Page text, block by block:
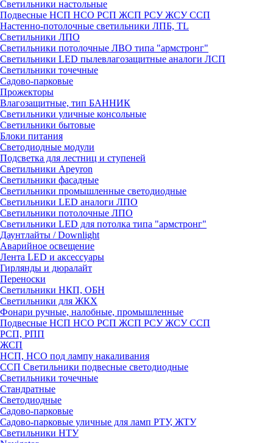
Светильники настольные
Подвесные НСП НСО РСП ЖСП РСУ ЖСУ ССП
Настенно-потолочные светильники ЛПБ, TL
Светильники ЛПО
Светильники потолочные ЛВО типа "армстронг"
Светильники LED пылевлагозащитные аналоги ЛСП
Светильники точечные
Садово-парковые
Прожекторы
Влагозащитные, тип БАННИК
Светильники уличные консольные
Светильники бытовые
Блоки питания
Светодиодные модули
Подсветка для лестниц и ступеней
Светильники Apeyron
Светильники фасадные
Светильники промышленные светодиодные
Светильники LED аналоги ЛПО
Светильники потолочные ЛПО
Светильники LED для потолка типа "армстронг"
Даунтлайты / Downlight
Аварийное освещение
Лента LED и аксессуары
Гирлянды и дюралайт
Переноски
Светильники НКП, ОБН
Светильники для ЖКХ
Фонари ручные, налобные, промышленные
Подвесные НСП НСО РСП ЖСП РСУ ЖСУ ССП
РСП, РПП
ЖСП
НСП, НСО под лампу накаливания
ССП Светильники подвесные светодиодные
Светильники точечные
Стандратные
Светодиодные
Садово-парковые
Садово-парковые уличные для ламп РТУ, ЖТУ
Светильники НТУ